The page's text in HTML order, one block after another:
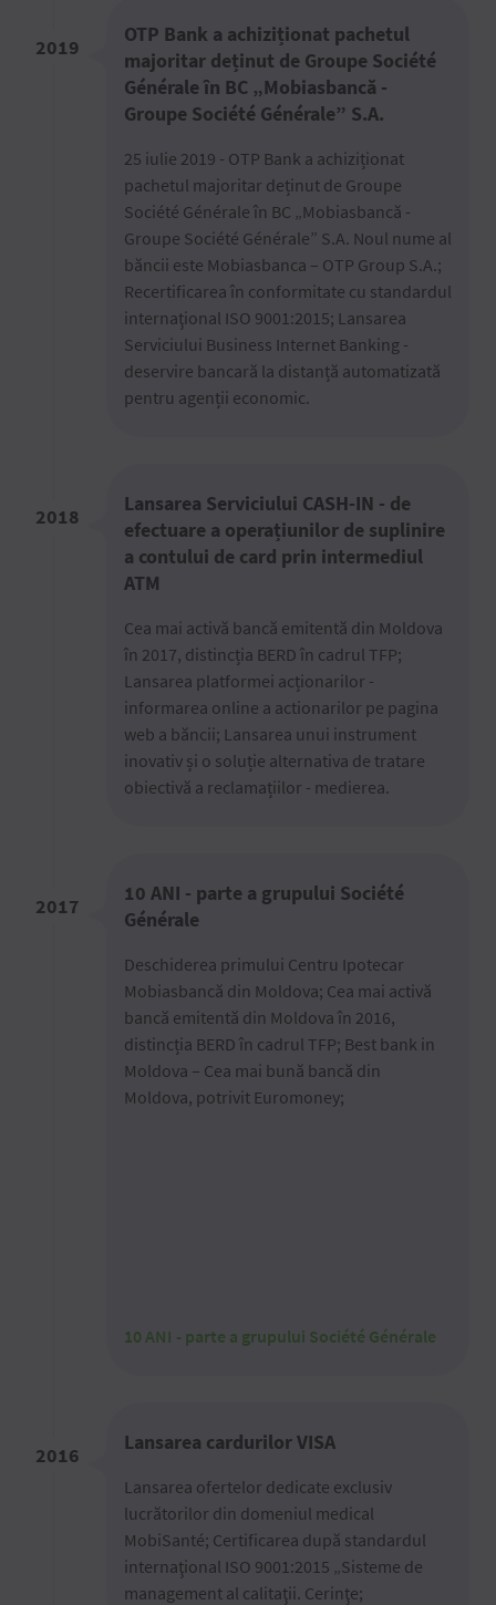
OTP Bank a achiziționat pachetul
majoritar deținut de Groupe Société
Générale în BC „Mobiasbancă -
Groupe Société Générale” S.A.
25 iulie 2019 - OTP Bank a achiziționat
pachetul majoritar deținut de Groupe
Société Générale în BC „Mobiasbancă -
Groupe Société Générale” S.A. Noul nume al
băncii este Mobiasbanca – OTP Group S.A.;
Recertificarea în conformitate cu standardul
internaţional ISO 9001:2015; Lansarea
Serviciului Business Internet Banking -
deservire bancară la distanță automatizată
pentru agenții economic.
2019
Lansarea Serviciului CASH-IN - de
efectuare a operațiunilor de suplinire
a contului de card prin intermediul
ATM
Cea mai activă bancă emitentă din Moldova
în 2017, distincția BERD în cadrul TFP;
Lansarea platformei acționarilor -
informarea online a actionarilor pe pagina
web a băncii; Lansarea unui instrument
inovativ și o soluție alternativa de tratare
obiectivă a reclamațiilor - medierea.
2018
10 ANI - parte a grupului Société
Générale
Deschiderea primului Centru Ipotecar
Mobiasbancă din Moldova; Cea mai activă
bancă emitentă din Moldova în 2016,
distincția BERD în cadrul TFP; Best bank in
Moldova – Cea mai bună bancă din
Moldova, potrivit Euromoney;
10 ANI - parte a grupului Société Générale
2017
Lansarea cardurilor VISA
Lansarea ofertelor dedicate exclusiv
lucrătorilor din domeniul medical
MobiSanté; Certificarea după standardul
internaţional ISO 9001:2015 „Sisteme de
management al calitaţii. Cerinţe;
2016